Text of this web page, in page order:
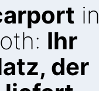
in
Ihr
der